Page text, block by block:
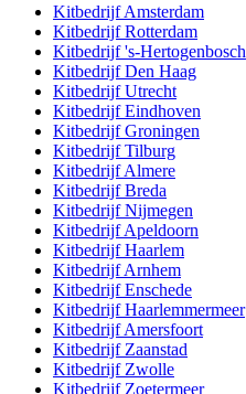
KitbedrijfAmsterdam
KitbedrijfRotterdam
Kitbedrijf's-Hertogenbosch
KitbedrijfDen Haag
KitbedrijfUtrecht
KitbedrijfEindhoven
KitbedrijfGroningen
KitbedrijfTilburg
KitbedrijfAlmere
KitbedrijfBreda
KitbedrijfNijmegen
KitbedrijfApeldoorn
KitbedrijfHaarlem
KitbedrijfArnhem
KitbedrijfEnschede
KitbedrijfHaarlemmermeer
KitbedrijfAmersfoort
Kitbedrijf Zaanstad
Kitbedrijf Zwolle
Kitbedrijf Zoetermeer